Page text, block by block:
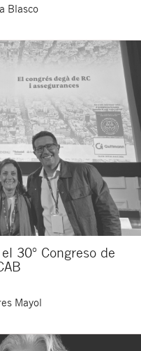
Blasco
30º Congreso de
Mayol